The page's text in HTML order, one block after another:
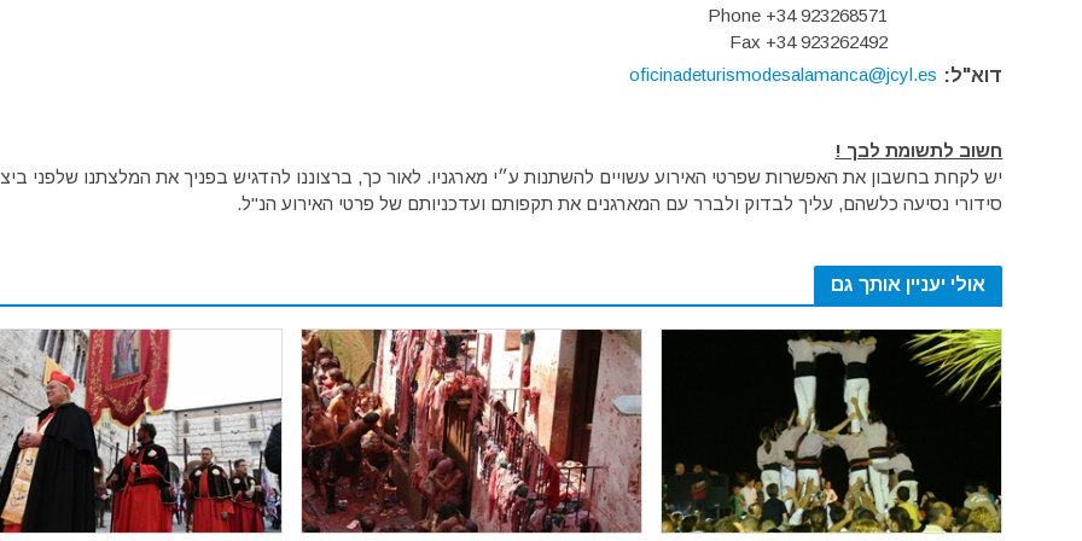
Phone +34 923268571
Fax +34 923262492
דוא"ל: oficinadeturismodesalamanca@jcyl.es
חשוב לתשומת לבך !
יש לקחת בחשבון את האפשרות שפרטי האירוע עשויים להשתנות ע״י מארגניו. לאור כך, ברצוננו להדגיש בפניך את המלצתנו שלפני
סידורי נסיעה כלשהם, עליך לבדוק ולברר עם המארגנים את תקפותם ועדכניותם של פרטי האירוע הנ"ל.
אולי יעניין אותך גם